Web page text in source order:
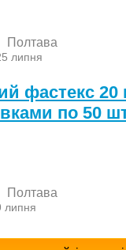
Полтава
липня
фастекс
по 50
Полтава
липня